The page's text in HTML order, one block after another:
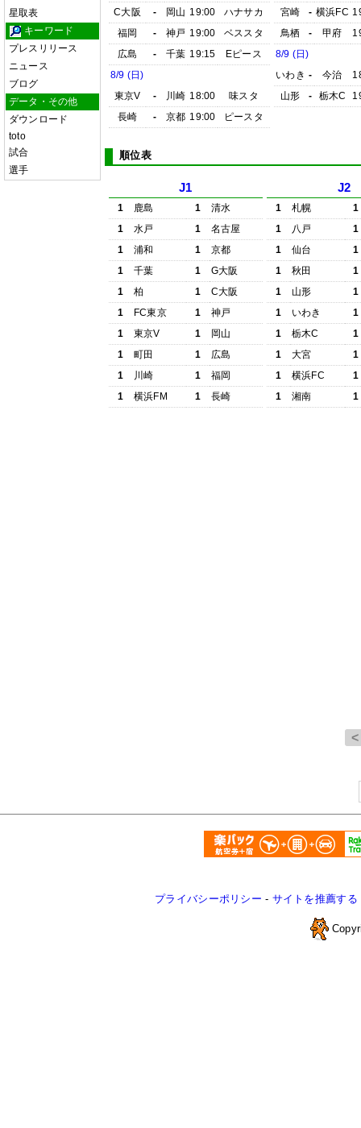
星取表
キーワード
プレスリリース
ニュース
ブログ
データ・その他
ダウンロード
toto
試合
選手
C大阪
- 岡山 19:00
ハナサカ
福岡
- 神戸 19:00
ベススタ
広島
- 千葉 19:15
Eピース
8/9 (日)
東京V
- 川崎 18:00
味スタ
長崎
- 京都 19:00 ピースタ
宮崎
- 横浜FC
鳥栖
- 甲府
8/9 (日)
いわき - 今治
山形
- 栃木C
順位表
J1
1 鹿島 1
清水
1
水戸 1
名古屋
1
浦和 1
京都
1
千葉 1
G大阪
1
柏 1
C大阪
1
FC東京 1
神戸
1
東京V 1
岡山
1
町田 1
広島
1
川崎 1
福岡
1
横浜FM 1 長崎
J2
1 札幌
1
1
八戸
1
1
仙台
1
1
秋田
1
1
山形
1
1
いわき
1
1
栃木C
1
1
大宮
1
1
横浜FC
1
1
湘南 1
プライバシーポリシー - サイトを推薦する